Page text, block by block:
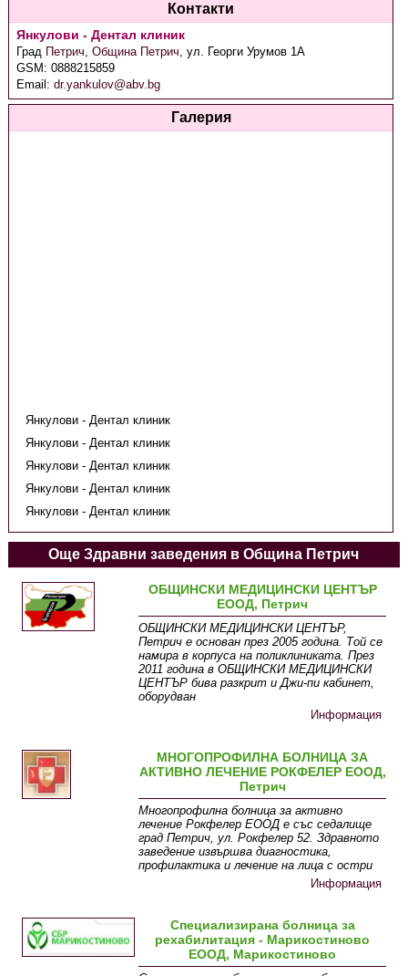
Контакти
Янкулови - Дентал клиник
Град Петрич,Община Петрич,ул. Георги Урумов 1А
GSM:0888215859
Email:dr.yankulov@abv.bg
Галерия
Янкулови - Дентал клиник
Янкулови - Дентал клиник
Янкулови - Дентал клиник
Янкулови - Дентал клиник
Янкулови - Дентал клиник
Още Здравни заведения в Община Петрич
ОБЩИНСКИ МЕДИЦИНСКИ ЦЕНТЪР
ЕООД, Петрич
ОБЩИНСКИ МЕДИЦИНСКИ ЦЕНТЪР,
Петрич е основан през 2005 година. Той се
намира в корпуса на поликлиниката. През
2011 година в ОБЩИНСКИ МЕДИЦИНСКИ
ЦЕНТЪР бива разкрит и Джи-пи кабинет,
оборудван
Информация
МНОГОПРОФИЛНА БОЛНИЦА ЗА
АКТИВНО ЛЕЧЕНИЕ РОКФЕЛЕР ЕООД,
Петрич
Многопрофилна болница за активно
лечение Рокфелер ЕООД е със седалище
град Петрич, ул. Рокфелер 52. Здравното
заведение извършва диагностика,
профилактика и лечение на лица с остри
Информация
Специализирана болница за
рехабилитация - Марикостиново
ЕООД, Марикостиново